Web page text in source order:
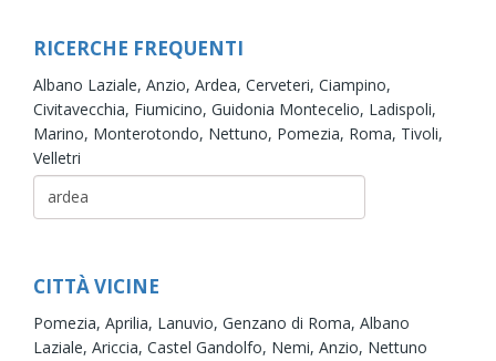
RICERCHE FREQUENTI
Albano Laziale, Anzio, Ardea, Cerveteri, Ciampino,
Civitavecchia, Fiumicino, Guidonia Montecelio, Ladispoli,
Marino, Monterotondo, Nettuno, Pomezia, Roma, Tivoli,
Velletri
CITTÀ VICINE
Pomezia, Aprilia, Lanuvio, Genzano di Roma, Albano
Laziale, Ariccia, Castel Gandolfo, Nemi, Anzio, Nettuno